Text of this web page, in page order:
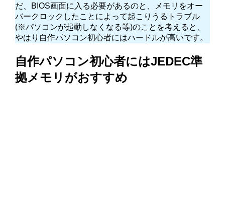
だ、BIOS画面に入る必要があるのと、メモリをオー
バークロックしたことによって起こりうるトラブル
(※パソコンが起動しなくなる等)のことを考えると、
やはり自作パソコン初心者にはハードルが高いです。
自作パソコン初心者にはJEDEC準
拠メモリがおすすめ